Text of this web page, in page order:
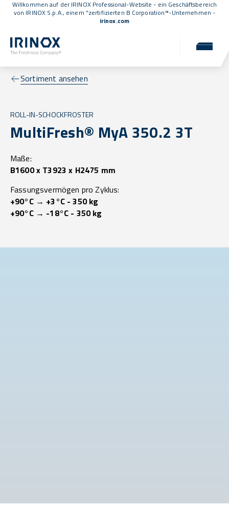
Willkommen auf der IRINOX Professional-Website - ein Geschäftsbereich
von IRINOX S.p.A., einem "zertifizierten B Corporation™-Unternehmen -
irinox.com
Sortiment ansehen
ROLL-IN-SCHOCKFROSTER
MultiFresh® MyA 350.2 3T
Maße:
B1600 x T3923 x H2475 mm
Fassungsvermögen pro Zyklus:
+90°C → +3°C - 350 kg
+90°C → -18°C - 350 kg